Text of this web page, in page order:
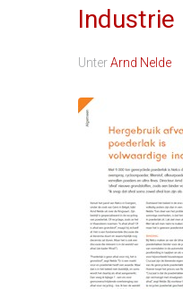
Industrie
UnterArnd Nelde